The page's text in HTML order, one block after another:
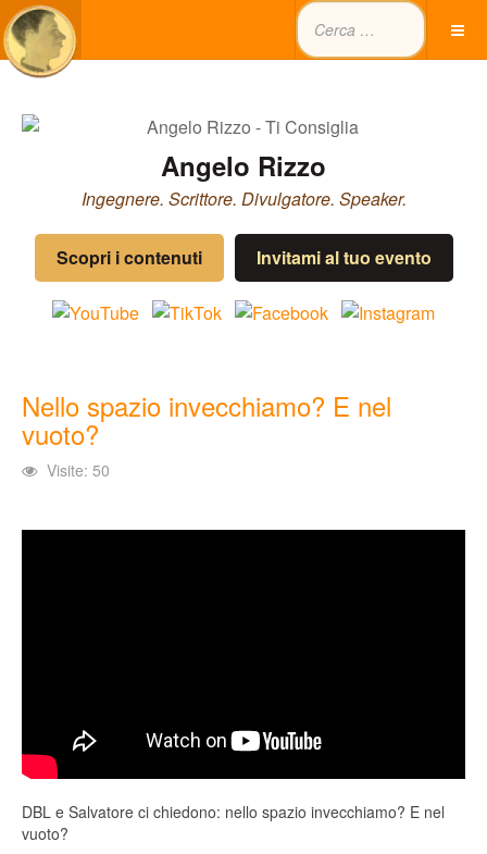
Angelo Rizzo
Ingegnere. Scrittore. Divulgatore. Speaker.
Scopri i contenuti Invitami al tuo evento
Nello spazio invecchiamo? E nel
vuoto?
Visite: 50
DBL e Salvatore ci chiedono: nello spazio invecchiamo? E nel
vuoto?